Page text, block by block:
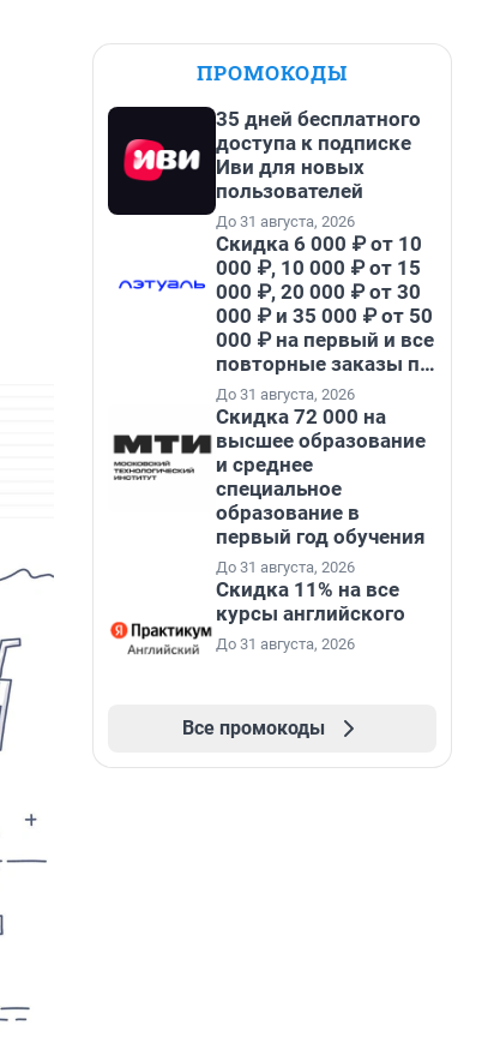
ПРОМОКОДЫ
35 дней бесплатного
доступа к подписке
Иви для новых
пользователей
До 31 августа, 2026
Скидка 6 000 ₽ от 10
000 ₽, 10 000 ₽ от 15
000 ₽, 20 000 ₽ от 30
000 ₽ и 35 000 ₽ от 50
000 ₽ на первый и все
повторные заказы по
промокоду НАБЕРИ
До 31 августа, 2026
Скидка 72 000 на
высшее образование
и среднее
специальное
образование в
первый год обучения
До 31 августа, 2026
Скидка 11% на все
курсы английского
До 31 августа, 2026
Все промокоды